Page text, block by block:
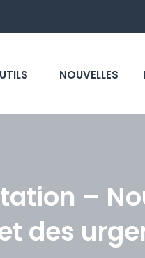
NOUVELLES
–
des